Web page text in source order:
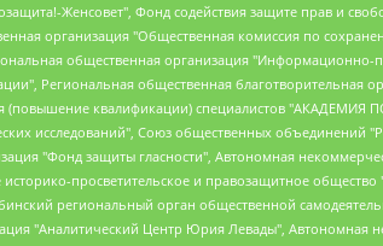
информации", Пензенский региональный общественный благотворительный фонд "Гражданский союз", "Север.Реалии", Некоммерческая организация Фонд "Правовая инициатива", Общество с ограниченной ответственностью "Радио Свободная Европа/Радио Свобода", Чешское информационное агентство "MEDIUM-ORIENT", Красноярская региональная общественная организация "Мы против СПИДа", Камалягин Денис Николаевич, Маркелов Сергей Евгеньевич, Пономарев Лев Александрович, Савицкая Людмила Алексеевна, Автономная некоммерческая организация "Центр по работе с проблемой насилия "НАСИЛИЮ.НЕТ", Межрегиональный профессиональный союз работников здравоохранения "Альянс врачей", Юридическое лицо, зарегистрированное в Латвийской Республике, SIA "Medusa Project" (регистрационный номер 40103797863, дата регистрации 10.06.2014), Некоммерческая организация "Фонд по борьбе с коррупцией", Автономная некоммерческая организация "Институт права и публичной политики", Баданин Роман Сергеевич, Гликин Максим Александрович, Железнова Мария Михайловна, Лукьянова Юлия Сергеевна, Маетная Елизавета Витальевна, Маняхин Петр Борисович, Чуракова Ольга Владимировна, Ярош Юлия Петровна, Юридическое лицо "The Insider SIA", зарегистрированное в Риге, Латвийская Республика (дата регистрации 26.06.2015), являющееся администратором доменного имени интернет-издания "The Insider SIA", https://theins.ru, Постернак Алексей Евгеньевич, Рубин Михаил Аркадьевич, Анин Роман Александрович, Юридическое лицо Istories fonds, зарегистрированное в Латвийской Республике (регистрационный номер 50008295751, дата регистрации 24.02.2020), Великовский Дмитрий Александрович, Долинина Ирина Николаевна, Мароховская Алеся Алексеевна, Шлейнов Роман Юрьевич, Шмагун Олеся Валентиновна, Общество с ограниченной ответственностью "Альтаир 2021", Общество с ограниченной ответственностью "Вега 2021", Общество с ограниченной ответственностью "Главный редактор 2021", Общество с ограниченной ответственностью "Ромашки монолит", Важенков Артем Валерьевич, Ивановская областная общественная организация "Центр гендерных исследований", Гурман Юрий Альбертович, Медиапроект "ОВД-Инфо", Егоров Владимир Владимирович, Жилинский Владимир Александрович, Общество с ограниченной ответственностью "ЗП", Иванова София Юрьевна, Карезина Инна Павловна, Кильтау Екатерина Викторовна, Петров